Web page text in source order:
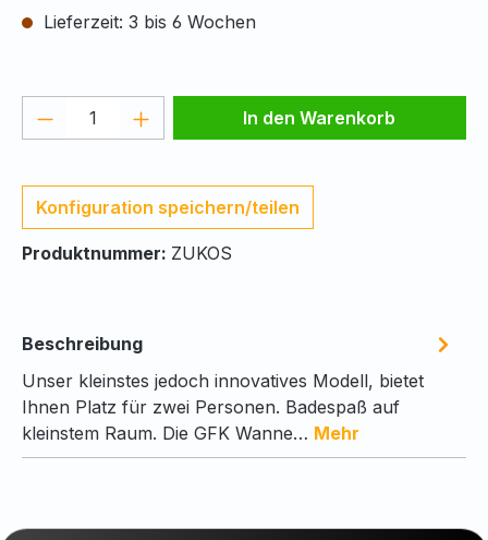
Lieferzeit: 3 bis 6 Wochen
Produkt Anzahl: Gib denIn den Warenkorb
Konfiguration speichern/teilen
Produktnummer: ZUKOS
Beschreibung
Unser kleinstes jedoch innovatives Modell, bietet
Ihnen Platz für zwei Personen. Badespaß auf
kleinstem Raum. Die GFK Wanne… Mehr